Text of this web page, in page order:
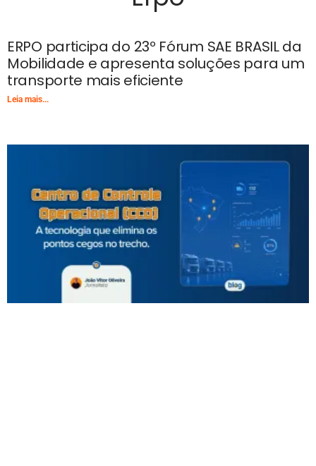
ERPO participa do 23º Fórum SAE BRASIL da
Mobilidade e apresenta soluções para um
transporte mais eficiente
Leia mais...